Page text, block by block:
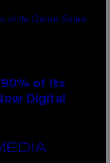
90% of Its
Digital